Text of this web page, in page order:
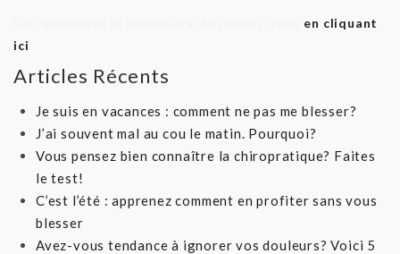
en cliquant
ici
Articles Récents
Je suis en vacances : comment ne pas me blesser?
J’ai souvent mal au cou le matin. Pourquoi?
Vous pensez bien connaître la chiropratique? Faites
le test!
C’est l’été : apprenez comment en profiter sans vous
blesser
Avez-vous tendance à ignorer vos douleurs? Voici 5